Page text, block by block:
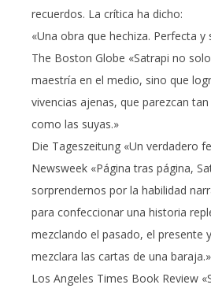
recuerdos. La crítica ha dicho:
«Una obra que hechiza. Perfecta y
The Boston Globe «Satrapi no
maestría en el medio, sino que
vivencias ajenas, que parezcan
como las suyas.»
Die Tageszeitung «Un verdadero
Newsweek «Página tras página,
sorprendernos por la habilidad
para confeccionar una historia
mezclando el pasado, el presente
mezclara las cartas de una baraja.»
Los Angeles Times Book Review